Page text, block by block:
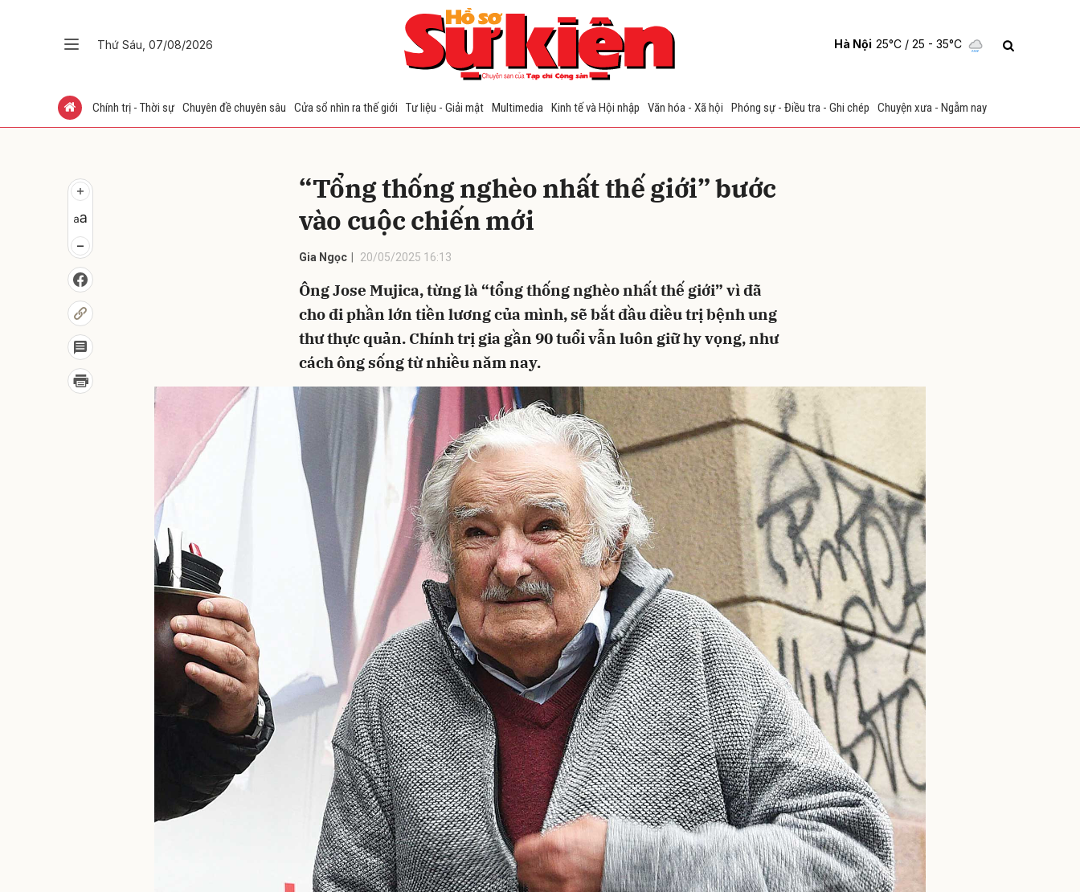
Thứ Sáu, 07/08/2026 Hà Nội 25°C / 25 - 35°C
Chính trị - Thời sự Chuyên đề chuyên sâu Cửa sổ nhìn ra thế giới Tư liệu - Giải mật Multimedia Kinh tế và Hội nhập Văn hóa - Xã hội Phóng sự - Điều tra - Ghi chép Chuyện xưa - Ngẫm nay
“Tổng thống nghèo nhất thế giới” bước
vào cuộc chiến mới
Gia Ngọc 20/05/2025 16:13
Ông Jose Mujica, từng là “tổng thống nghèo nhất thế giới” vì đã
cho đi phần lớn tiền lương của mình, sẽ bắt đầu điều trị bệnh ung
thư thực quản. Chính trị gia gần 90 tuổi vẫn luôn giữ hy vọng, như
cách ông sống từ nhiều năm nay.